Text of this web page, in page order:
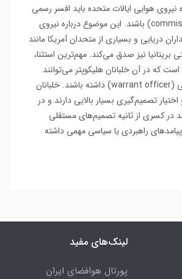
نیروی هوایی ایالات متحده باید افسر رسمی
(commissioned officers) باشند. این موضوع درباره نیروی
دریایی و بسیاری از متحدان آمریکا مانند
بریتانیا نیز صدق می‌کند. مهم‌ترین استثنا،
است که در آن خلبانان هلیکوپتر می‌توانند
درجه افسر تخصصی (warrant officer) داشته باشند. خلبانان
تصمیم‌گیری بسیار بالایی دارند و در
در کسری از ثانیه تصمیم‌های مستقلی
راهبردی یا سیاسی مهمی داشته
لینک‌های مفید
پورتال هوافضای ایران